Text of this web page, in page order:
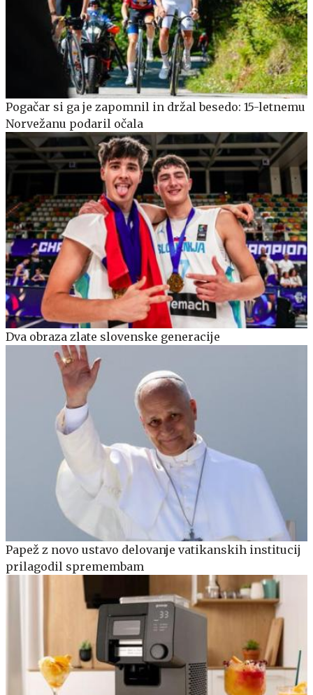
Pogačar si ga je zapomnil in držal besedo: 15-letnemu
Norvežanu podaril očala
Dva obraza zlate slovenske generacije
Papež z novo ustavo delovanje vatikanskih institucij
prilagodil spremembam